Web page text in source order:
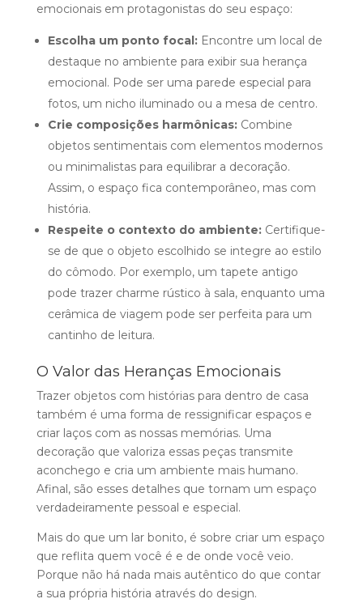
emocionais em protagonistas do seu espaço:
Escolha um ponto focal:Encontre um local de
destaque no ambiente para exibir sua herança
emocional. Pode ser uma parede especial para
fotos, um nicho iluminado ou a mesa de centro.
Crie composições harmônicas:Combine
objetos sentimentais com elementos modernos
ou minimalistas para equilibrar a decoração.
Assim, o espaço fica contemporâneo, mas com
história.
Respeite o contexto do ambiente:Certifique-
se de que o objeto escolhido se integre ao estilo
do cômodo. Por exemplo, um tapete antigo
pode trazer charme rústico à sala, enquanto uma
cerâmica de viagem pode ser perfeita para um
cantinho de leitura.
O Valor das Heranças Emocionais
Trazer objetos com histórias para dentro de casa
também é uma forma de ressignificar espaços e
criar laços com as nossas memórias. Uma
decoração que valoriza essas peças transmite
aconchego e cria um ambiente mais humano.
Afinal, são esses detalhes que tornam um espaço
verdadeiramente pessoal e especial.
Mais do que um lar bonito, é sobre criar um espaço
que reflita quem você é e de onde você veio.
Porque não há nada mais autêntico do que contar
a sua própria história através do design.